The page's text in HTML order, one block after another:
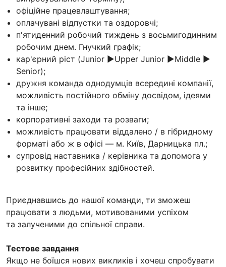
офіційне працевлаштування;
оплачувані відпустки та оздоровчі;
п'ятиденний робочий тиждень з восьмигодинним
робочим днем. Гнучкий графік;
кар'єрний ріст (Junior ▶️Upper Junior ▶️Middle ▶️
Senior);
дружня команда однодумців всередині компанії,
можливість постійного обміну досвідом, ідеями
та інше;
корпоративні заходи та розваги;
можливість працювати віддалено / в гібридному
форматі або ж в офісі — м. Київ, Дарницька пл.;
супровід наставника / керівника та допомога у
розвитку професійних здібностей.
Приєднавшись до нашої команди, ти зможеш
працювати з людьми, мотивованими успіхом
та залученими до спільної справи.
Тестове завдання
Якщо не боїшся нових викликів і хочеш спробувати